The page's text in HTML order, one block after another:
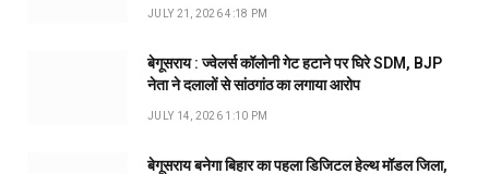
JULY 21, 2026 4:18 PM
बेगूसराय : ज्वेलर्स कॉलोनी गेट हटाने पर घिरे SDM, BJP
नेता ने दलालों से सांठगांठ का लगाया आरोप
JULY 14, 2026 1:10 PM
बेगूसराय बनेगा बिहार का पहला डिजिटल हेल्थ मॉडल जिला,